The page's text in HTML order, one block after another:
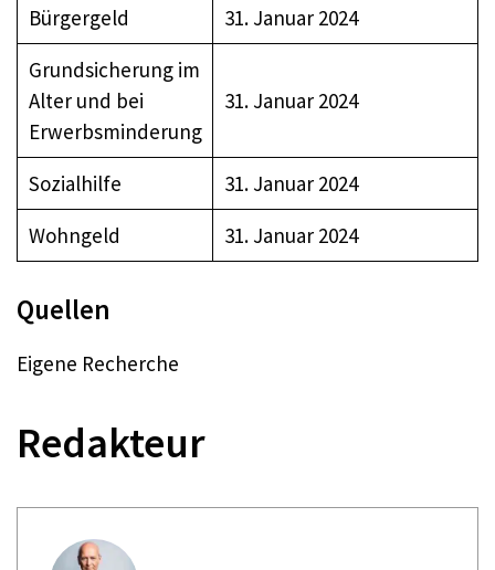
Bürgergeld
31. Januar 2024
Grundsicherung im
Alter und bei
Erwerbsminderung
31. Januar 2024
Sozialhilfe
31. Januar 2024
Wohngeld
31. Januar 2024
Quellen
Eigene Recherche
Redakteur